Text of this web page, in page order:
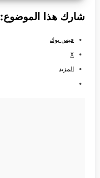
شارك هذا الموضوع:
فيس بوك
X
المزيد